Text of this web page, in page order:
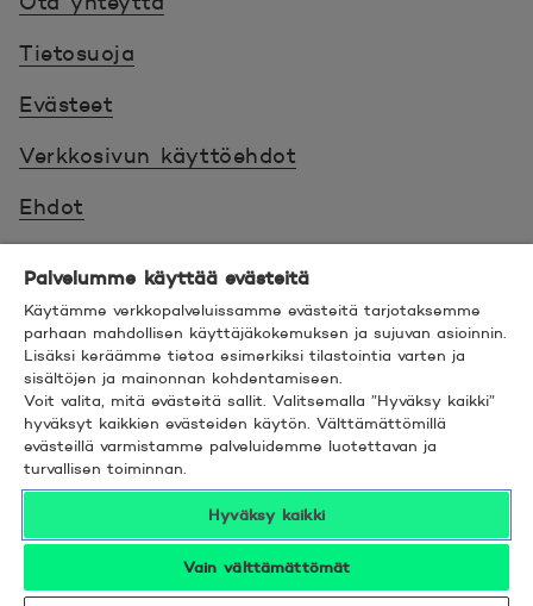
Tietosuoja
Evästeet
Verkkosivun käyttöehdot
Ehdot
Saavutettavuus
Hyödyllistä tietää
© 2026 POP Pankki,Hevosenkenkä 3, 02600
ESPOO
Palvelumme käyttää evästeitä
Käytämme verkkopalveluissamme evästeitä tarjotaksemme
parhaan mahdollisen käyttäjäkokemuksen ja sujuvan asioinnin.
Lisäksi keräämme tietoa esimerkiksi tilastointia varten ja
sisältöjen ja mainonnan kohdentamiseen.
Voit valita, mitä evästeitä sallit. Valitsemalla ”Hyväksy kaikki”
hyväksyt kaikkien evästeiden käytön. Välttämättömillä
evästeillä varmistamme palveluidemme luotettavan ja
turvallisen toiminnan.
Hyväksy kaikki
Vain välttämättömät